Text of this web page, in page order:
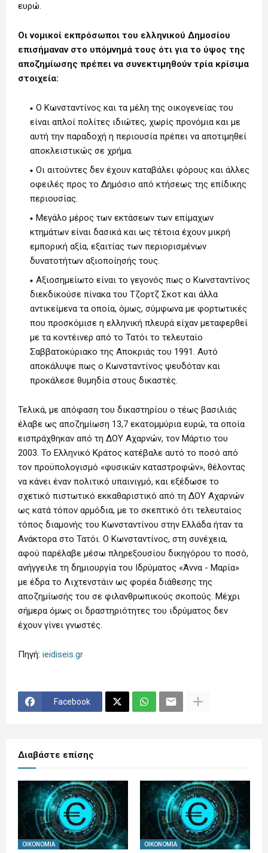
ευρώ.
Οι νομικοί εκπρόσωποι του ελληνικού Δημοσίου
επισήμαναν στο υπόμνημά τους ότι για το ύψος της
αποζημίωσης πρέπει να συνεκτιμηθούν τρία κρίσιμα
στοιχεία:
Ο Κωνσταντίνος και τα μέλη της οικογενείας του
είναι απλοί πολίτες ιδιώτες, χωρίς προνόμια και με
αυτή την παραδοχή η περιουσία πρέπει να αποτιμηθεί
αποκλειστικώς σε χρήμα.
Οι αιτούντες δεν έχουν καταβάλει φόρους και άλλες
οφειλές προς το Δημόσιο από κτήσεως της επίδικης
περιουσίας.
Μεγάλο μέρος των εκτάσεων των επίμαχων
κτημάτων είναι δασικά και ως τέτοια έχουν μικρή
εμπορική αξία, εξαιτίας των περιορισμένων
δυνατοτήτων αξιοποίησής τους.
Αξιοσημείωτο είναι το γεγονός πως ο Κωνσταντίνος
διεκδικούσε πίνακα του Τζορτζ Σκοτ και άλλα
αντικείμενα τα οποία, όμως, σύμφωνα με φορτωτικές
που προσκόμισε η ελληνική πλευρά είχαν μεταφερθεί
με τα κοντέινερ από το Τατόι το τελευταίο
Σαββατοκύριακο της Αποκριάς του 1991. Αυτό
αποκάλυψε πως ο Κωνσταντίνος ψευδόταν και
προκάλεσε θυμηδία στους δικαστές.
Τελικά, με απόφαση του δικαστηρίου ο τέως βασιλιάς
έλαβε ως αποζημίωση 13,7 εκατομμύρια ευρώ, τα οποία
εισπράχθηκαν από τη ΔΟΥ Αχαρνών, τον Μάρτιο του
2003. Το Ελληνικό Κράτος κατέβαλε αυτό το ποσό από
τον προϋπολογισμό «φυσικών καταστροφών», θέλοντας
να κάνει έναν πολιτικό υπαινιγμό, και εξέδωσε το
σχετικό πιστωτικό εκκαθαριστικό από τη ΔΟΥ Αχαρνών
ως κατά τόπον αρμόδια, με το σκεπτικό ότι τελευταίος
τόπος διαμονής του Κωνσταντίνου στην Ελλάδα ήταν τα
Ανάκτορα στο Τατόι. Ο Κωνσταντίνος, στη συνέχεια,
αφού παρέλαβε μέσω πληρεξουσίου δικηγόρου το ποσό,
ανήγγειλε τη δημιουργία του Ιδρύματος «Άννα - Μαρία»
με έδρα το Λιχτενστάιν ως φορέα διάθεσης της
αποζημίωσής του σε φιλανθρωπικούς σκοπούς. Μέχρι
σήμερα όμως οι δραστηριότητες του ιδρύματος δεν
έχουν γίνει γνωστές.
Πηγή: ieidiseis.gr
Facebook
Διαβάστε επίσης
ΟΙΚΟΝΟΜΊΑ ΟΙΚΟΝΟΜΊΑ